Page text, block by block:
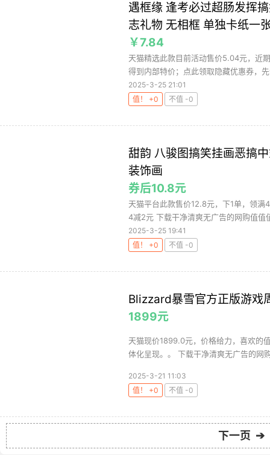
遇框缘 逢考必过超肠发挥
志礼物 无相框 单独卡纸一
￥7.84
天猫精选此款目前活动售价5.04元，近
得到内部特价；点此领取隐藏优惠券，
2025-3-25 21:01
值！ +0
不值 -0
甜韵 八骏图搞笑挂画恶搞
装饰画
券后10.8元
天猫平台此款售价12.8元，下1单，领
4减2元 下载干净清爽无广告的网购值值
2025-3-25 19:41
值！ +0
不值 -0
Blizzard暴雪官方正版游戏
1899元
天猫现价1899.0元，价格给力，喜欢的
体化呈现。。 下载干净清爽无广告的网
2025-3-21 11:03
值！ +0
不值 -0
下一页 ➔